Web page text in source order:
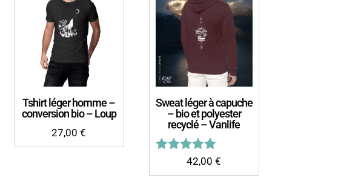
Tshirt léger homme –
conversion bio – Loup
27,00€
Sweat léger à capuche
– bio et polyester
recyclé – Vanlife
42,00€